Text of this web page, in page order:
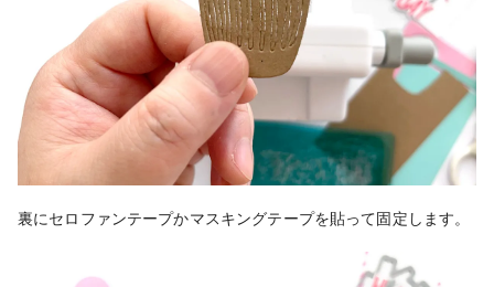
裏にセロファンテープかマスキングテープを貼って固定します。